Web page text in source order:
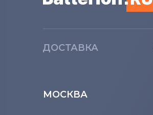
ДОСТАВКА
МОСКВА